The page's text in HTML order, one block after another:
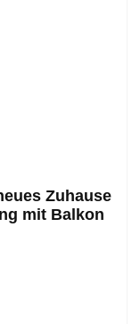
Zuhause
mit Balkon